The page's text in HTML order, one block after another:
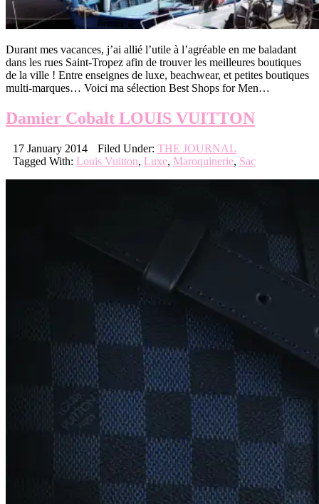
Durant mes vacances, j’ai allié l’utile à l’agréable en me baladant
dans les rues Saint-Tropez afin de trouver les meilleures boutiques
de la ville ! Entre enseignes de luxe, beachwear, et petites boutiques
multi-marques… Voici ma sélection Best Shops for Men…
Damier Cobalt LOUIS VUITTON
17 January 2014 Filed Under: THE JOURNAL
Tagged With: Louis Vuitton, Luxe, Maroquinerie, Sac